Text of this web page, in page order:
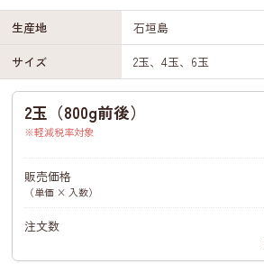
生産地
石垣島
サイズ
2玉、4玉、6玉
2玉（800g前後）
軽減税率対象
販売価格
（単価 × 入数）
注文数